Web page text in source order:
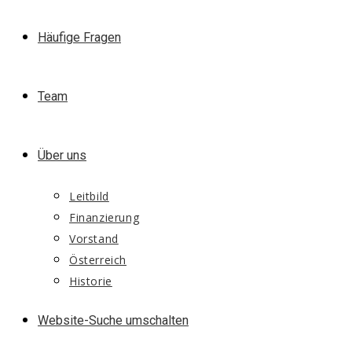
Häufige Fragen
Team
Über uns
Leitbild
Finanzierung
Vorstand
Österreich
Historie
Website-Suche umschalten